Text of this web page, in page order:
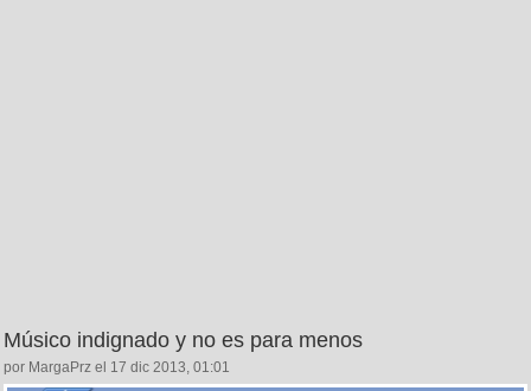
Músico indignado y no es para menos
por MargaPrz el 17 dic 2013, 01:01